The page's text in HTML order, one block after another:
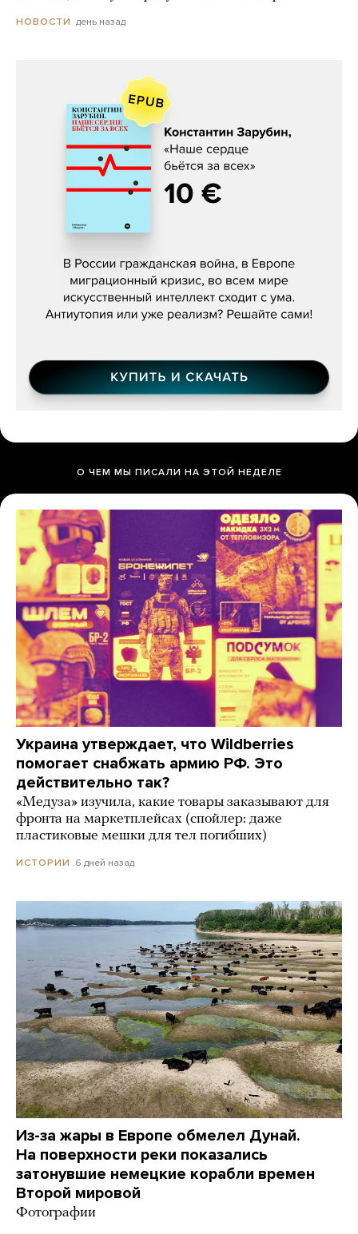
НОВОСТИ день назад
Константин Зарубин, «Наше сердце
О ЧЕМ МЫ ПИСАЛИ НА ЭТОЙ НЕДЕЛЕ
Украина утверждает, что Wildberries
помогает снабжать армию РФ. Это
действительно так?
«Медуза» изучила, какие товары заказывают для
фронта на маркетплейсах (спойлер: даже
пластиковые мешки для тел погибших)
ИСТОРИИ 6 дней назад
Из-за жары в Европе обмелел Дунай.
На поверхности реки показались
затонувшие немецкие корабли времен
Второй мировой
Фотографии